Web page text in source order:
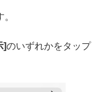
]のいずれかをタップ